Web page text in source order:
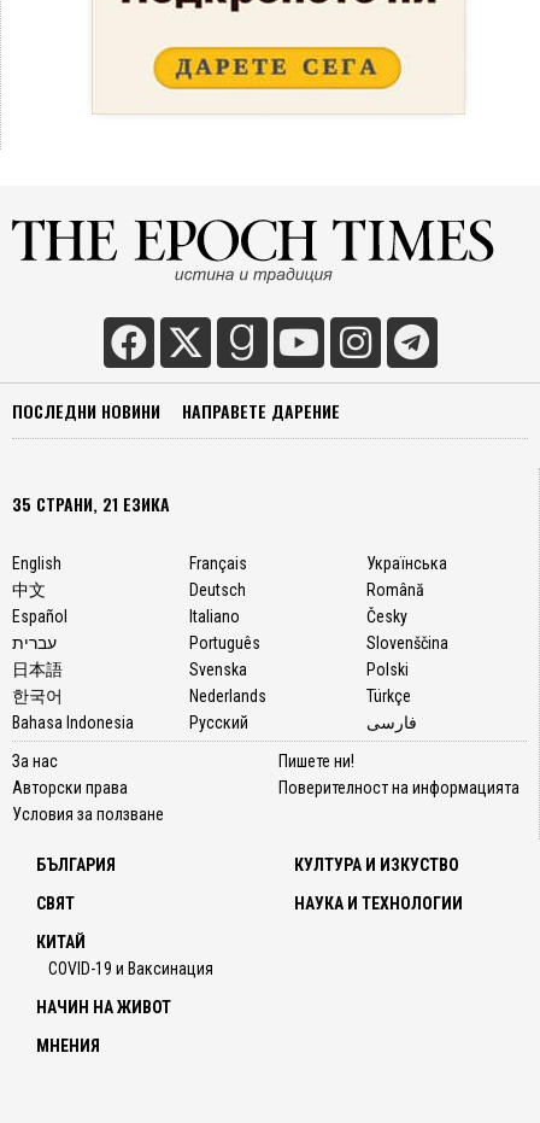
ПОСЛЕДНИ НОВИНИ НАПРАВЕТЕ ДАРЕНИЕ
35 СТРАНИ, 21 ЕЗИКА
English
中文
Español
עברית
日本語
한국어
Bahasa Indonesia
Français
Deutsch
Italiano
Português
Svenska
Nederlands
Русский
Українська
Română
Česky
Slovenščina
Polski
Türkçe
فارسی
За нас
Авторски права
Условия за ползване
Пишете ни!
Поверителност на информацията
БЪЛГАРИЯ
СВЯТ
КИТАЙ
COVID-19 и Ваксинация
КУЛТУРА И ИЗКУСТВО
НАУКА И ТЕХНОЛОГИИ
НАЧИН НА ЖИВОТ
МНЕНИЯ